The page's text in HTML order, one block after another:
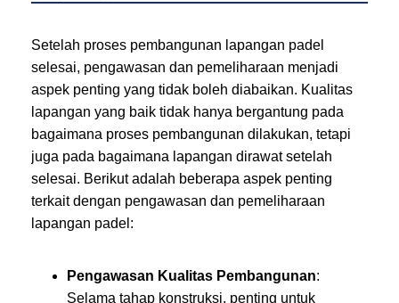
Setelah proses pembangunan lapangan padel
selesai, pengawasan dan pemeliharaan menjadi
aspek penting yang tidak boleh diabaikan. Kualitas
lapangan yang baik tidak hanya bergantung pada
bagaimana proses pembangunan dilakukan, tetapi
juga pada bagaimana lapangan dirawat setelah
selesai. Berikut adalah beberapa aspek penting
terkait dengan pengawasan dan pemeliharaan
lapangan padel:
Pengawasan Kualitas Pembangunan:
Selama tahap konstruksi, penting untuk